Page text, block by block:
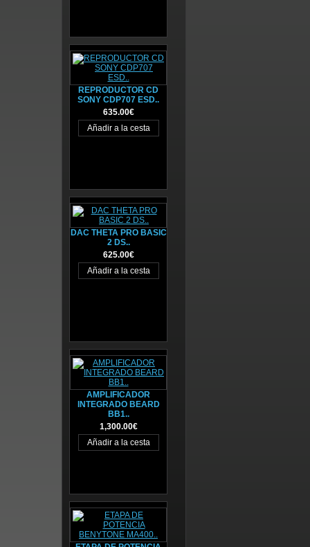
REPRODUCTOR CD
SONY CDP707 ESD..
635.00€
DAC THETA PRO BASIC
2 DS..
625.00€
AMPLIFICADOR
INTEGRADO BEARD
BB1..
1,300.00€